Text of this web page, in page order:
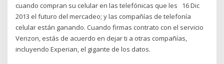
cuando compran su celular en las telefónicas que les 16 Dic
2013 el futuro del mercadeo; y las compañías de telefonía
celular están ganando. Cuando firmas contrato con el servicio
Verizon, estás de acuerdo en dejar ti a otras compañías,
incluyendo Experian, el gigante de los datos.